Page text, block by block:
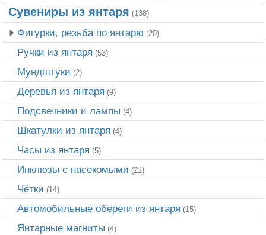
Сувениры из янтаря (138)
Фигурки, резьба по янтарю (20)
Ручки из янтаря (53)
Мундштуки (2)
Деревья из янтаря (9)
Подсвечники и лампы (4)
Шкатулки из янтаря (4)
Часы из янтаря (5)
Инклюзы с насекомыми (21)
Чётки (14)
Автомобильные обереги из янтаря (15)
Янтарные магниты (4)